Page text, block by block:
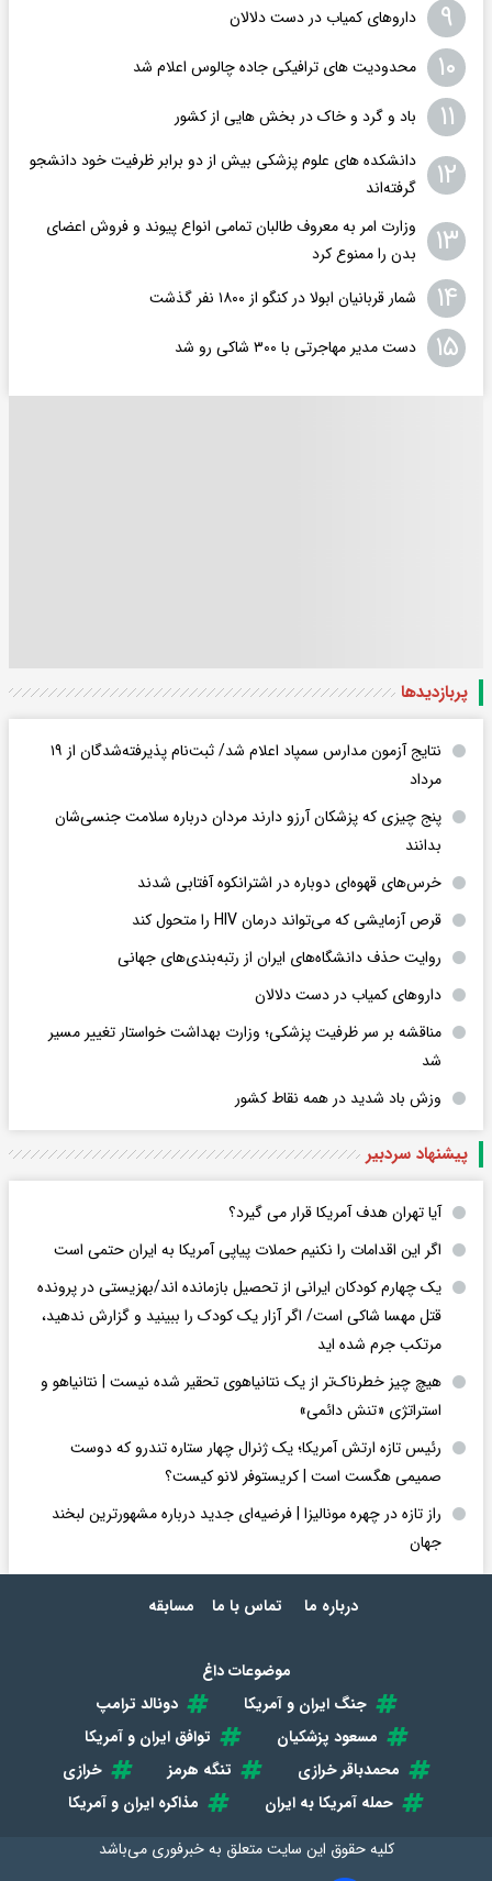
۹ داروهای کمیاب در دست دلالان
۱۰ محدودیت های ترافیکی جاده چالوس اعلام شد
۱۱ باد و گرد و خاک در بخش هایی از کشور
۱۲
دانشکده های علوم پزشکی بیش از دو برابر ظرفیت خود دانشجو
گرفته‌اند
۱۳
وزارت امر به معروف طالبان تمامی انواع پیوند و فروش اعضای
بدن را ممنوع کرد
۱۴ شمار قربانیان ابولا در کنگو از ۱۸۰۰ نفر گذشت
۱۵ دست مدیر مهاجرتی با ۳۰۰ شاکی رو شد
پربازدید‌ها
نتایج آزمون مدارس سمپاد اعلام شد/ ثبت‌نام پذیرفته‌شدگان از ۱۹
مرداد
پنج چیزی که پزشکان آرزو دارند مردان درباره سلامت جنسی‌شان
بدانند
خرس‌های قهوه‌ای دوباره در اشترانکوه آفتابی شدند
قرص آزمایشی که می‌تواند درمان HIV را متحول کند
روایت حذف دانشگاه‌های ایران از رتبه‌بندی‌های جهانی
داروهای کمیاب در دست دلالان
مناقشه بر سر ظرفیت پزشکی؛ وزارت بهداشت خواستار تغییر مسیر
شد
وزش باد شدید در همه نقاط کشور
پیشنهاد سردبیر
آیا تهران هدف آمریکا قرار می گیرد؟
اگر این اقدامات را نکنیم حملات پیاپی آمریکا به ایران حتمی است
یک چهارم کودکان ایرانی از تحصیل بازمانده اند/بهزیستی در پرونده
قتل مهسا شاکی است/ اگر آزار یک کودک را ببینید و گزارش ندهید،
مرتکب جرم شده اید
هیچ چیز خطرناک‌تر از یک نتانیاهوی تحقیر شده نیست | نتانیاهو و
استراتژی «تنش دائمی»
رئیس تازه ارتش آمریکا؛ یک ژنرال چهار ستاره تندرو که دوست
صمیمی هگست است | کریستوفر لانو کیست؟
راز تازه در چهره مونالیزا | فرضیه‌ای جدید درباره مشهورترین لبخند
جهان
درباره ما تماس با ما مسابقه
موضوعات داغ
جنگ ایران و آمریکا
دونالد ترامپ
مسعود پزشکیان
توافق ایران و آمریکا
محمدباقر خرازی
تنگه هرمز
خرازی
حمله آمریکا به ایران
مذاکره ایران و آمریکا
کلیه حقوق این سایت متعلق بهخبرفوری می‌باشد